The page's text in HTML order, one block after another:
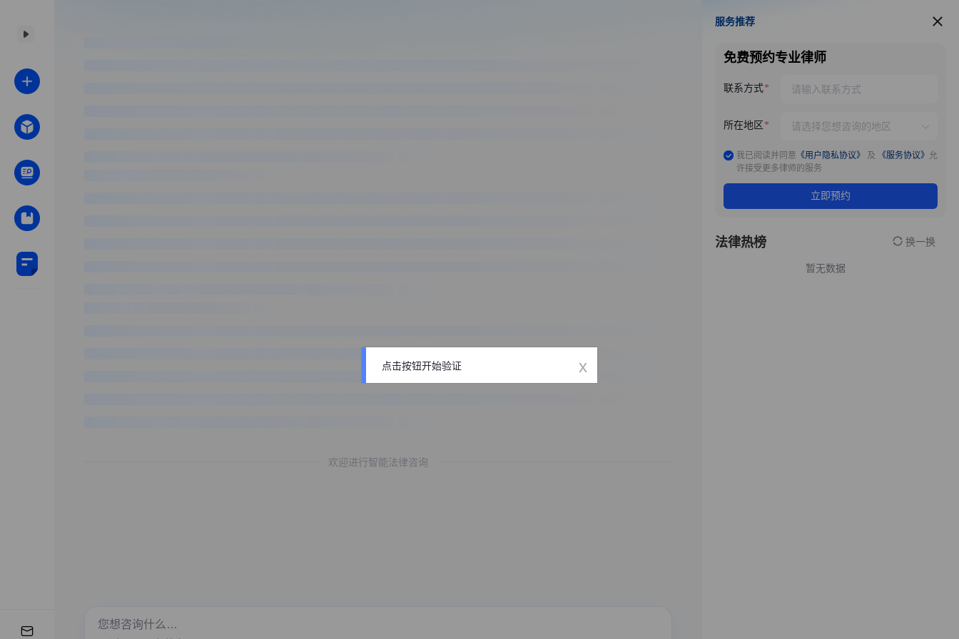
欢迎进行智能法律咨询
服务推荐
服务推荐
免费预约专业律师
联系方式
所在地区
我已阅读并同意 《用户隐私协议》 及 《服务协议》 允
许接受更多律师的服务
立即预约
法律热榜 换一换
暂无数据
点击按钮开始验证 x